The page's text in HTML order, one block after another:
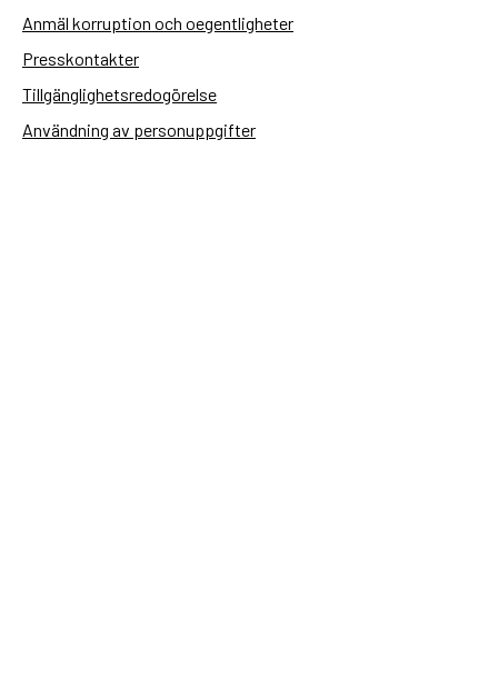
Anmäl korruption och oegentligheter
Presskontakter
Tillgänglighetsredogörelse
Användning av personuppgifter